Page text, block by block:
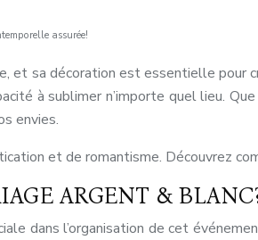
assurée!
et sa décoration est essentielle
à sublimer n’importe quel lieu.
envies.
et de romantisme. Découvrez
ARGENT &
dans l’organisation de cet